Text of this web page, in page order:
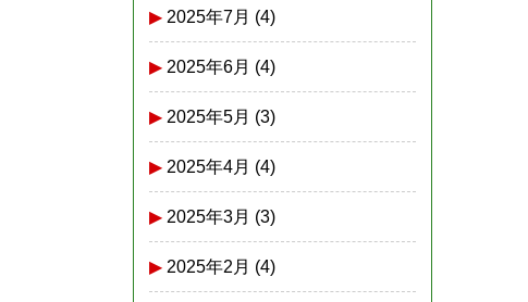
2025年7月 (4)
2025年6月 (4)
2025年5月 (3)
2025年4月 (4)
2025年3月 (3)
2025年2月 (4)